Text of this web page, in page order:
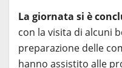
La giornata si è
con la visita di alcuni
preparazione delle
hanno assistito alle